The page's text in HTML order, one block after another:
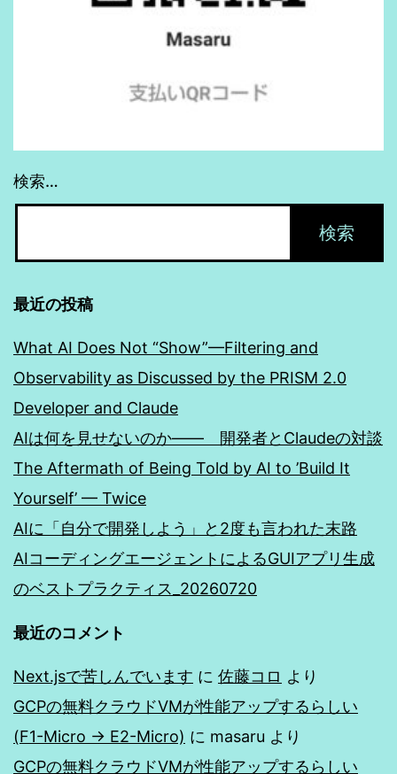
検索…
最近の投稿
What AI Does Not “Show”—Filtering and
Observability as Discussed by the PRISM 2.0
Developer and Claude
AIは何を見せないのか―― 開発者とClaudeの対談
The Aftermath of Being Told by AI to ’Build It
Yourself’ — Twice
AIに「自分で開発しよう」と2度も言われた末路
AIコーディングエージェントによるGUIアプリ生成
のベストプラクティス_20260720
最近のコメント
Next.jsで苦しんでいます に 佐藤コロ より
GCPの無料クラウドVMが性能アップするらしい
(F1-Micro → E2-Micro) に masaru より
GCPの無料クラウドVMが性能アップするらしい